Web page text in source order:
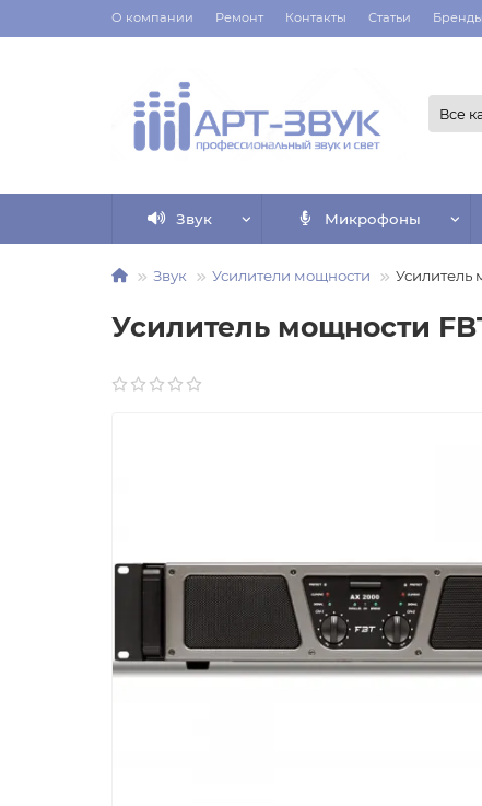
О компании Ремонт Контакты Статьи Бренды
Все
Звук Микрофоны
Звук Усилители мощности Усилитель
Усилитель мощности